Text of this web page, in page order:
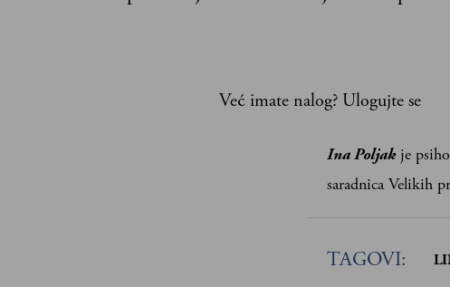
Već imate nalog? Ulogujte se
Ina Poljakje
saradnica Velikih
TAGOVI: